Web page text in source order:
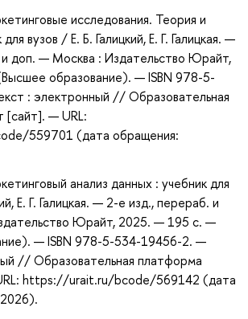
исследования. Теория и
вузов / Е. Б. Галицкий, Е. Г. Галицкая. —
доп. — Москва : Издательство Юрайт,
образование). — ISBN 978-5-
: электронный // Образовательная
— URL:
559701 (дата обращения:
анализ данных : учебник для
Е. Г. Галицкая. — 2-е изд., перераб. и
Юрайт, 2025. — 195 с. —
— ISBN 978-5-534-19456-2. —
// Образовательная платформа
https://urait.ru/bcode/569142 (дата